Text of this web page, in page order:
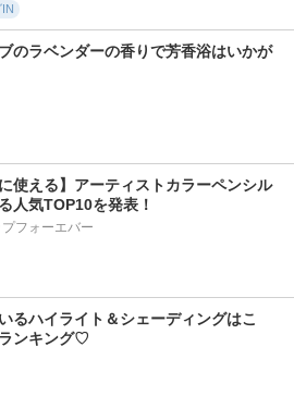
のラベンダーの香りで芳香浴はいかが
に使える】アーティストカラーペンシル
人気TOP10を発表！
フォーエバー
るハイライト＆シェーディングはこ
ンキング♡